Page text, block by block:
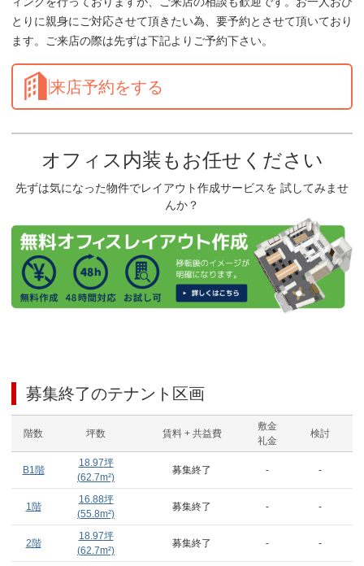
とりに親身にご対応させて頂きたい為、要予約とさせて頂いており
ます。ご来店の際は先ずは下記よりご予約下さい。
来店予約をする
オフィス内装もお任せください
先ずは気になった物件でレイアウト作成サービスを 試してみませ
んか？
募集終了のテナント区画
階数 坪数 賃料 + 共益費
敷金
礼金
検討
B1階
18.97坪
(62.7m²)
募集終了 - -
1階
16.88坪
(55.8m²)
募集終了 - -
2階
18.97坪
(62.7m²)
募集終了 - -